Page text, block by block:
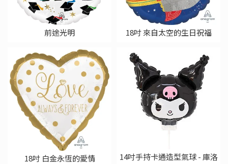
前途光明 18吋 來自太空的生日祝福
18吋 白金永恆的愛情
14吋手持卡通造型氣球 - 庫洛